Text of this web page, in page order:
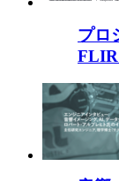
プロ
FLIR